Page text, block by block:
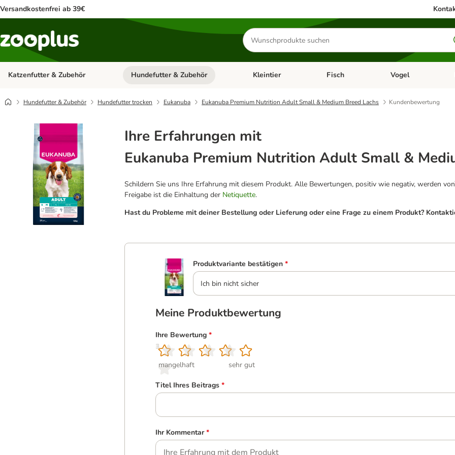
Versandkostenfrei ab 39€
Produkte
suchen
Katzenfutter & Zubehör Kategorie-Menü öffnen: Katzenfutter & Zubehör
Hundefutter & Zubehör Kategorie-Menü öffnen: Hundefutter & Zubehör
Kleintier Kategorie-Menü öffnen: Kleintier
Fisch Kategorie-Menü
Vogel
Hundefutter & Zubehör Hundefutter trocken Eukanuba Eukanuba Premium Nutrition Adult Small & Medium Breed Lachs Kundenbewertung
Ihre Erfahrungen mit
Eukanuba Premium Nutrition Adult Small &
Schildern Sie uns Ihre Erfahrung mit diesem Produkt. Alle Bewertungen, positiv wie negativ, werden
Freigabe ist die Einhaltung der Netiquette.
Hast du Probleme mit deiner Bestellung oder Lieferung oder eine Frage zu einem Produkt?
Produktvariante bestätigen *
Ich bin nicht sicher
Meine Produktbewertung
Ihre Bewertung *
1
mangelhaft
2
3
4
5
sehr gut
Titel Ihres Beitrags *
Ihr Kommentar *